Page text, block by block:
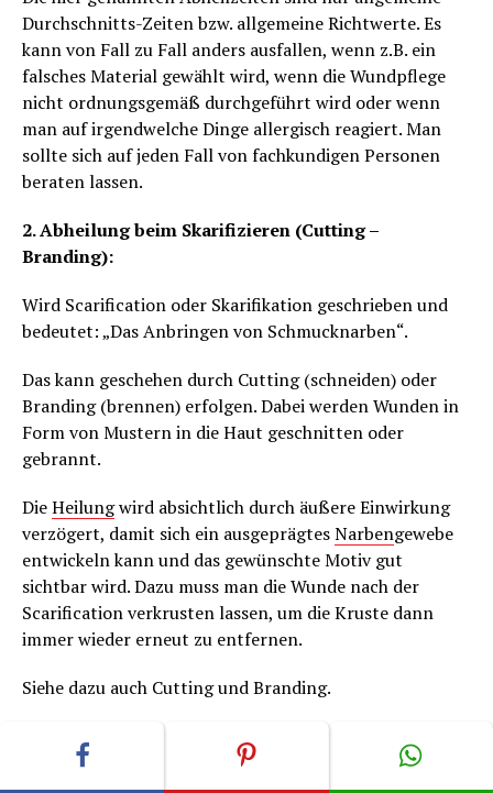
Durchschnitts-Zeiten bzw. allgemeine Richtwerte. Es
kann von Fall zu Fall anders ausfallen, wenn z.B. ein
falsches Material gewählt wird, wenn die Wundpflege
nicht ordnungsgemäß durchgeführt wird oder wenn
man auf irgendwelche Dinge allergisch reagiert. Man
sollte sich auf jeden Fall von fachkundigen Personen
beraten lassen.
2. Abheilung beim Skarifizieren (Cutting –
Branding):
Wird Scarification oder Skarifikation geschrieben und
bedeutet: „Das Anbringen von Schmucknarben“.
Das kann geschehen durch Cutting (schneiden) oder
Branding (brennen) erfolgen. Dabei werden Wunden in
Form von Mustern in die Haut geschnitten oder
gebrannt.
DieHeilungwird absichtlich durch äußere Einwirkung
verzögert, damit sich ein ausgeprägtesNarbengewebe
entwickeln kann und das gewünschte Motiv gut
sichtbar wird. Dazu muss man die Wunde nach der
Scarification verkrusten lassen, um die Kruste dann
immer wieder erneut zu entfernen.
Siehe dazu auch Cutting und Branding.
„Tattoo-Spirit“ Ausgabe 21. Im Magazin sind auch